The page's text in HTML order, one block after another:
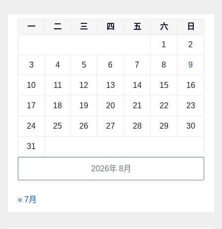
2026年 8月
一 二 三 四 五 六 日
1 2
3 4 5 6 7 8 9
10 11 12 13 14 15 16
17 18 19 20 21 22 23
24 25 26 27 28 29 30
31
« 7月